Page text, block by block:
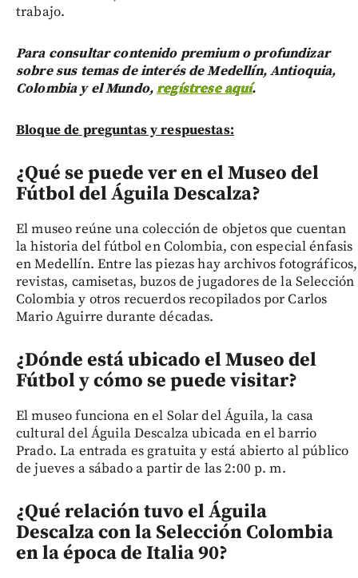
trabajo.
Para consultar contenido premium o profundizar
sobre sus temas de interés de Medellín, Antioquia,
Colombia y el Mundo,regístrese aquí.
Bloque de preguntas y respuestas:
¿Qué se puede ver en el Museo del
Fútbol del Águila Descalza?
El museo reúne una colección de objetos que cuentan
la historia del fútbol en Colombia, con especial énfasis
en Medellín. Entre las piezas hay archivos fotográficos,
revistas, camisetas, buzos de jugadores de la Selección
Colombia y otros recuerdos recopilados por Carlos
Mario Aguirre durante décadas.
¿Dónde está ubicado el Museo del
Fútbol y cómo se puede visitar?
El museo funciona en el Solar del Águila, la casa
cultural del Águila Descalza ubicada en el barrio
Prado. La entrada es gratuita y está abierto al público
de jueves a sábado a partir de las 2:00 p. m.
¿Qué relación tuvo el Águila
Descalza con la Selección Colombia
en la época de Italia 90?